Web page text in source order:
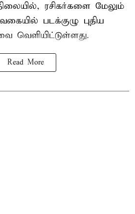
ரசிகர்களை மேலும்
படக்குழு புதிய
வெளியிட்டுள்ளது.
Read More